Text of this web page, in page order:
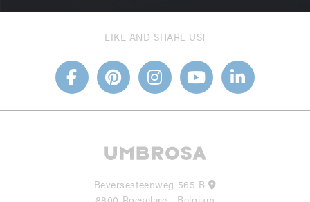
LIKE AND SHARE US!
Beversesteenweg 565 B